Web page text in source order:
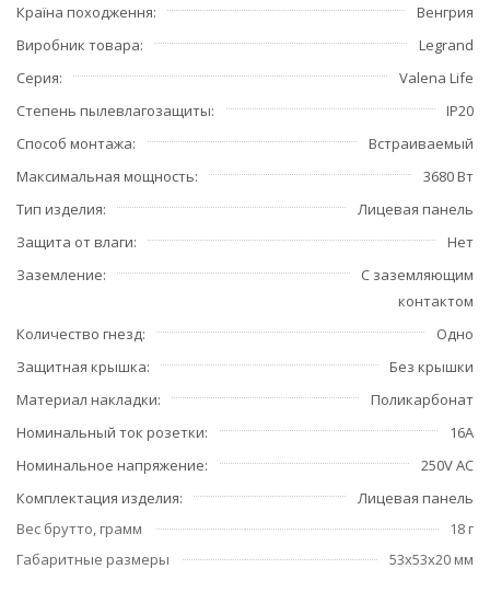
Країна походження
Венгрия
Виробник товара
Legrand
Серия
Valena Life
Степень пылевлагозащиты
IP20
Способ монтажа
Встраиваемый
Максимальная мощность
3680 Вт
Тип изделия
Лицевая панель
Защита от влаги
Нет
Заземление
С заземляющим
контактом
Количество гнезд
Одно
Защитная крышка
Без крышки
Материал накладки
Поликарбонат
Номинальный ток розетки
16А
Номинальное напряжение
250V AC
Комплектация изделия
Лицевая панель
Вес брутто, грамм
18 г
Габаритные размеры
53х53х20 мм